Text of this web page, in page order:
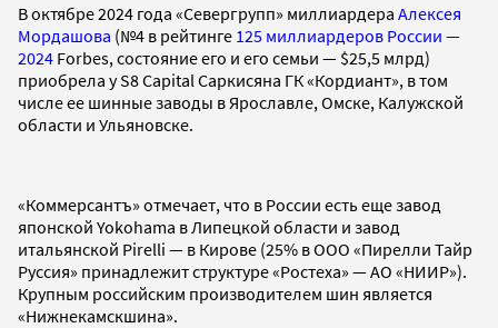
В октябре 2024 года «Севергрупп» миллиардера Алексея
Мордашова (№4 в рейтинге 125 миллиардеров России —
2024 Forbes, состояние его и его семьи — $25,5 млрд)
приобрела у S8 Capital Саркисяна ГК «Кордиант», в том
числе ее шинные заводы в Ярославле, Омске, Калужской
области и Ульяновске.
«Коммерсантъ» отмечает, что в России есть еще завод
японской Yokohama в Липецкой области и завод
итальянской Pirelli — в Кирове (25% в ООО «Пирелли Тайр
Руссия» принадлежит структуре «Ростеха» — АО «НИИР»).
Крупным российским производителем шин является
«Нижнекамскшина».